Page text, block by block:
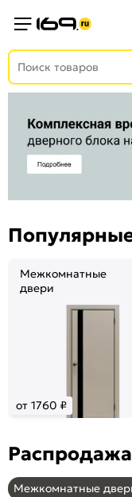
Межкомнатные
двери
от 1760 ₽
Распродажа
Межкомнатные